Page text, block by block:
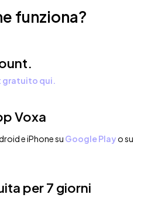
funziona?
gratuito qui.
Voxa
e iPhone su Google Playo su
per 7 giorni